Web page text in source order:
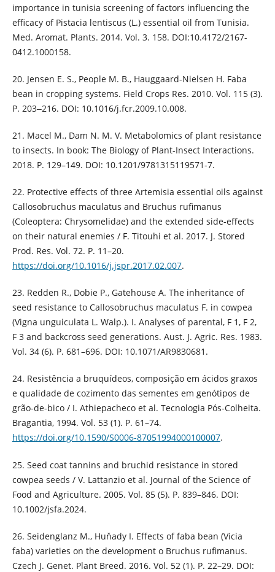
importance in tunisia screening of factors influencing the
efficacy of Pistacia lentiscus (L.) essential oil from Tunisia.
Med. Aromat. Plants. 2014. Vol. 3. 158. DOI:10.4172/2167-
0412.1000158.
20. Jensen E. S., People M. B., Hauggaard-Nielsen H. Faba
bean in cropping systems. Field Crops Res. 2010. Vol. 115 (3).
P. 203‒216. DOI: 10.1016/j.fcr.2009.10.008.
21. Macel M., Dam N. M. V. Metabolomics of plant resistance
to insects. In book: The Biology of Plant-Insect Interactions.
2018. P. 129–149. DOI: 10.1201/9781315119571-7.
22. Protective effects of three Artemisia essential oils against
Callosobruchus maculatus and Bruchus rufimanus
(Coleoptera: Chrysomelidae) and the extended side-effects
on their natural enemies / F. Titouhi et al. 2017. J. Stored
Prod. Res. Vol. 72. P. 11–20.
https://doi.org/10.1016/j.jspr.2017.02.007.
23. Redden R., Dobie P., Gatehouse A. The inheritance of
seed resistance to Callosobruchus maculatus F. in cowpea
(Vigna unguiculata L. Walp.). I. Analyses of parental, F 1, F 2,
F 3 and backcross seed generations. Aust. J. Agric. Res. 1983.
Vol. 34 (6). P. 681–696. DOI: 10.1071/AR9830681.
24. Resistência a bruquídeos, composição em ácidos graxos
e qualidade de cozimento das sementes em genótipos de
grão-de-bico / I. Athiepacheco et al. Tecnologia Pós-Colheita.
Bragantia, 1994. Vol. 53 (1). P. 61–74.
https://doi.org/10.1590/S0006-87051994000100007.
25. Seed coat tannins and bruchid resistance in stored
cowpea seeds / V. Lattanzio et al. Journal of the Science of
Food and Agriculture. 2005. Vol. 85 (5). P. 839–846. DOI:
10.1002/jsfa.2024.
26. Seidenglanz M., Huňady I. Effects of faba bean (Vicia
faba) varieties on the development o Bruchus rufimanus.
Czech J. Genet. Plant Breed. 2016. Vol. 52 (1). P. 22–29. DOI: